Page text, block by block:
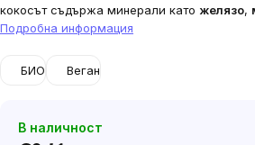
кокосът съдържа минерали като желязо,
Подробна информация
БИО Веган
В наличност